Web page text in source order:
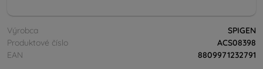
Výrobca
SPIGEN
Produktové číslo
ACS08398
EAN
8809971232791